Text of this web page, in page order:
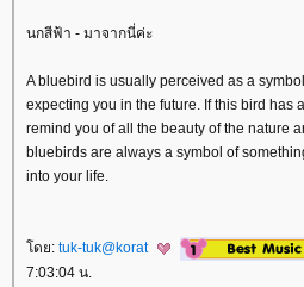
นกสีฟ้า - มาจากนี่ค่ะ
A bluebird is usually perceived as a
expecting you in the future. If this bird has
remind you of all the beauty of the nature
bluebirds are always a symbol of
into your life.
ดย: tuk-tuk@korat
7:03:04 น.